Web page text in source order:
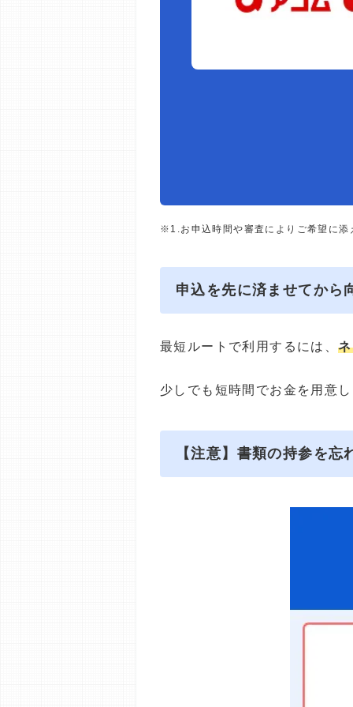
※1.お申込時間や審査によりご希望に添
申込を先に済ませてから
最短ルートで利用するには、
少しでも短時間でお金を用意
【注意】書類の持参を忘